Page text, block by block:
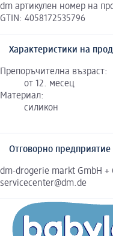
dm артикулен номер на
GTIN: 4058172535796
Характеристики на
Препоръчителна възраст:
от 12. месец
Материал:
силикон
Отговорно предприятие
dm-drogerie markt GmbH +
servicecenter@dm.de